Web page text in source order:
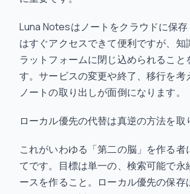
Luna Notesはノートをクラウドに保
はすぐアクセスできて便利ですが、知
ラットフォームに閉じ込められること
す。サービスの変更や終了、移行を考
ノートの取り出しが面倒になります。
ローカル優先の代替は真逆の方法を取
これがいわゆる「第二の脳」を作る者
てです。目標は単一の、検索可能で永
ースを作ること。ローカル優先の保存